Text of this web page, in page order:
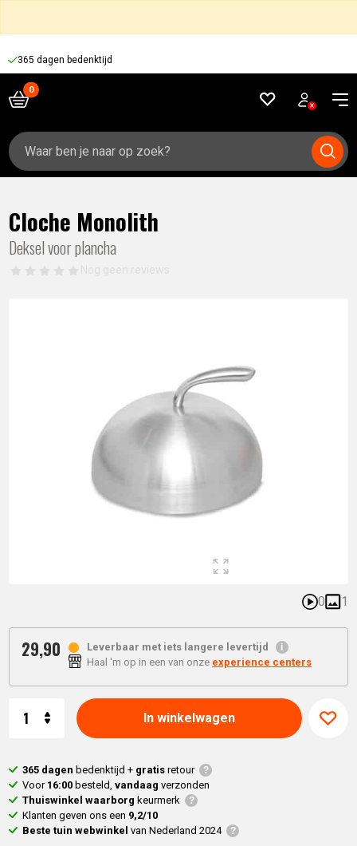
365 dagen bedenktijd
Zoeken
naar:
Cloche Monolith
Deksel voor plancha
0 1
29,90
Leverbaar met iets langere levertijd
Haal 'm op in een van onze experience centers
In winkelwagen
365 dagen bedenktijd + gratisretour
Voor 16:00 besteld,vandaag verzonden
Thuiswinkel waarborg keurmerk
Klanten geven ons een 9,2/10
Beste tuin webwinkel van Nederland 2024